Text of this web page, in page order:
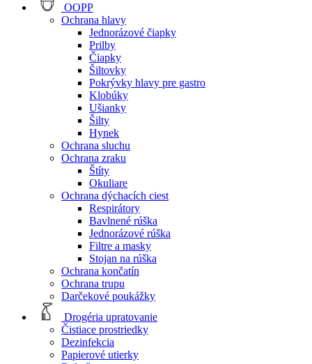
OOPP
Ochrana hlavy
Jednorázové čiapky
Prilby
Čiapky
Šiltovky
Pokrývky hlavy pre gastro
Klobúky
Ušianky
Šilty
Hynek
Ochrana sluchu
Ochrana zraku
Štíty
Okuliare
Ochrana dýchacích ciest
Respirátory
Bavlnené rúška
Jednorázové rúška
Filtre a masky
Stojan na rúška
Ochrana končatín
Ochrana trupu
Darčekové poukážky
Drogéria upratovanie
Čistiace prostriedky
Dezinfekcia
Papierové utierky